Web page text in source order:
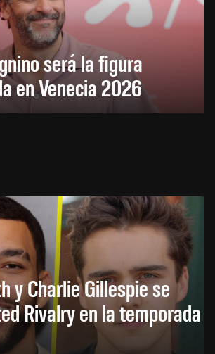
será la figura
en Venecia 2026
y Charlie Gillespie se
Rivalry en la temporada